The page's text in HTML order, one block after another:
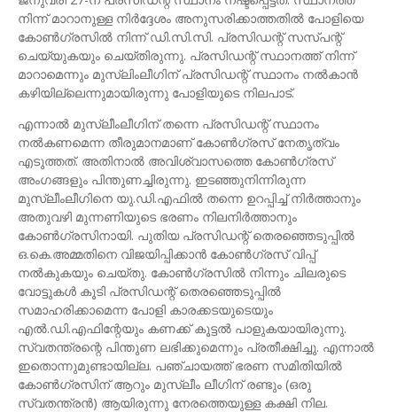
നിന്ന് മാറാനുള്ള നിർദ്ദേശം അനുസരിക്കാത്തതിൽ പോളിയെ
കോൺഗ്രസിൽ നിന്ന് ഡി.സി.സി. പ്രസിഡന്റ് സസ്പന്റ്
ചെയ്യുകയും ചെയ്തിരുന്നു. പ്രസിഡന്റ് സ്ഥാനത്ത് നിന്ന്
മാറാമെന്നും മുസ്ലിംലീഗിന് പ്രസിഡന്റ് സ്ഥാനം നൽകാൻ
കഴിയില്ലെന്നുമായിരുന്നു പോളിയുടെ നിലപാട്.
എന്നാൽ മുസ്ലീംലീഗിന് തന്നെ പ്രസിഡന്റ് സ്ഥാനം
നൽകണമെന്ന തീരുമാനമാണ് കോൺഗ്രസ് നേതൃത്വം
എടുത്തത്. അതിനാൽ അവിശ്വാസത്തെ കോൺഗ്രസ്
അംഗങ്ങളും പിന്തുണച്ചിരുന്നു. ഇടഞ്ഞുനിന്നിരുന്ന
മുസ്ലീംലീഗിനെ യു.ഡി.എഫിൽ തന്നെ ഉറപ്പിച്ച് നിർത്താനും
അതുവഴി മുന്നണിയുടെ ഭരണം നിലനിർത്താനും
കോൺഗ്രസിനായി. പുതിയ പ്രസിഡന്റ് തെരഞ്ഞെടുപ്പിൽ
ഒ.കെ.അമ്മതിനെ വിജയിപ്പിക്കാൻ കോൺഗ്രസ് വിപ്പ്
നൽകുകയും ചെയ്തു. കോൺഗ്രസിൽ നിന്നും ചിലരുടെ
വോട്ടുകൾ കൂടി പ്രസിഡന്റ് തെരഞ്ഞെടുപ്പിൽ
സമാഹരിക്കാമെന്ന പോളി കാരക്കടയുടെയും
എൽ.ഡി.എഫിന്റേയും കണക്ക് കൂട്ടൽ പാളുകയായിരുന്നു.
സ്വതന്ത്രന്റെ പിന്തുണ ലഭിക്കുമെന്നും പ്രതീക്ഷിച്ചു. എന്നാൽ
ഇതൊന്നുമുണ്ടായില്ല. പഞ്ചായത്ത് ഭരണ സമിതിയിൽ
കോൺഗ്രസിന് ആറും മുസ്ലീം ലീഗിന് രണ്ടും (ഒരു
സ്വതന്ത്രൻ) ആയിരുന്നു നേരത്തെയുള്ള കക്ഷി നില.